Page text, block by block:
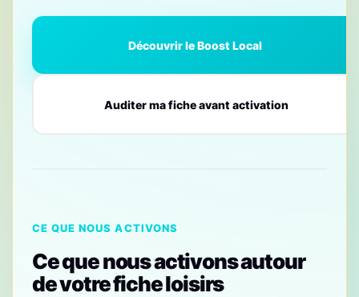
Découvrir le Boost Local
Auditer ma fiche avant activation
CE QUE NOUS ACTIVONS
Ce que nous activons autour
de votre fiche loisirs